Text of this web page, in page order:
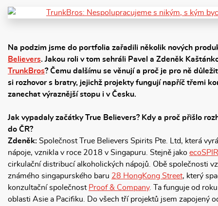
Na podzim jsme do portfolia zařadili několik nových
Believers. Jakou roli v tom sehráli Pavel a Zdeněk
TrunkBros? Čemu dalšímu se věnují a proč je pro ně
si rozhovor s bratry, jejichž projekty fungují napříč třemi
zanechat výraznější stopu i v Česku.
Jak vypadaly začátky True Believers? Kdy a proč přišlo
do ČR?
Zdeněk: Společnost True Believers Spirits Pte. Ltd, která
nápoje, vznikla v roce 2018 v Singapuru. Stejně jako
cirkulační distribucí alkoholických nápojů. Obě společnosti
známého singapurského baru 28 HongKong Street, který
konzultační společnost Proof & Company. Ta funguje od
oblasti Asie a Pacifiku. Do všech tří projektů jsem zapojený